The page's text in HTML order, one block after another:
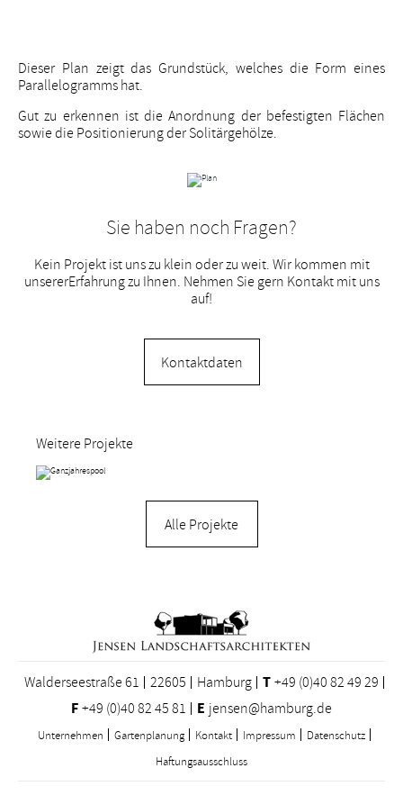
Dieser Plan zeigt das Grundstück, welches die Form eines
Parallelogramms hat.
Gut zu erkennen ist die Anordnung der befestigten Flächen
sowie die Positionierung der Solitärgehölze.
Sie haben noch Fragen?
Kein Projekt ist uns zu klein oder zu weit. Wir kommen mit
unsererErfahrung zu Ihnen. Nehmen Sie gern Kontakt mit uns
auf!
Kontaktdaten
Weitere Projekte
Alle Projekte
Walderseestraße 61 22605 Hamburg T +49 (0)40 82 49 29
F +49 (0)40 82 45 81 E jensen@hamburg.de
Unternehmen Gartenplanung Kontakt Impressum
Datenschutz
Haftungsausschluss